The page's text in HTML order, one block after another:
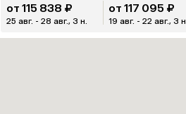
от 115 838 ₽
25 авг. - 28 авг., 3 н.
от 117 095 ₽
19 авг. - 22 авг., 3 н.